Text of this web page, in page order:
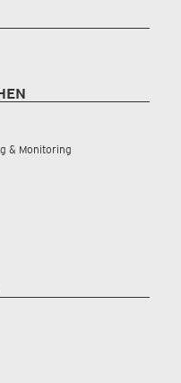
& Monitoring